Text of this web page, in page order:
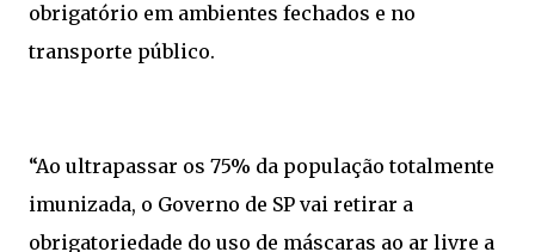
obrigatório em ambientes fechados e no
transporte público.
“Ao ultrapassar os 75% da população totalmente
imunizada, o Governo de SP vai retirar a
obrigatoriedade do uso de máscaras ao ar livre a